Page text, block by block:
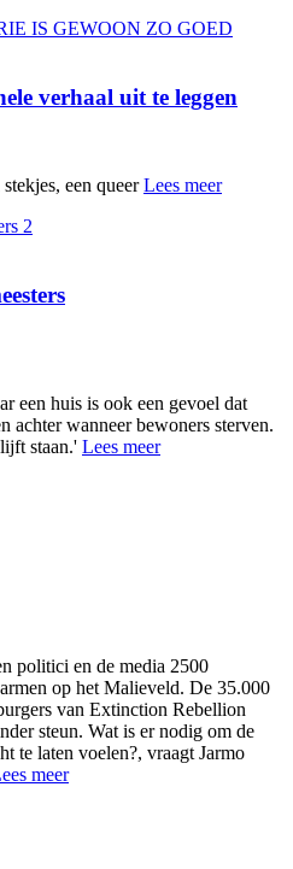
verhaal uit te leggen
een queerLees meer
een huis is ook een gevoel dat
achter wanneer bewoners sterven.
staan.' Lees meer
politici en de media 2500
op het Malieveld. De 35.000
van Extinction Rebellion
steun. Wat is er nodig om de
te laten voelen?, vraagt Jarmo
meer